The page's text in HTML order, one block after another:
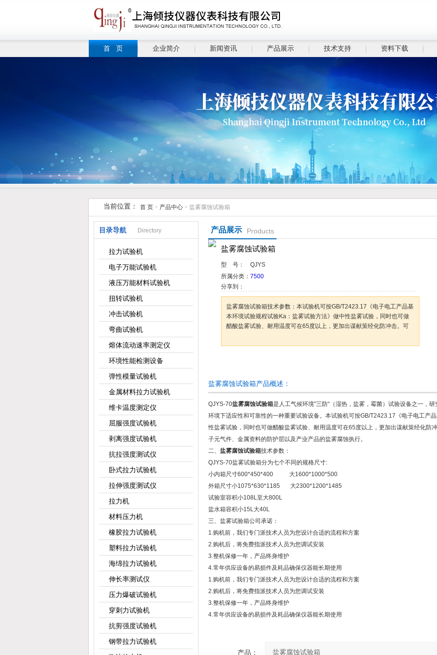
首 页 企业简介 新闻资讯 产品展示 技术支持 资料下载
当前位置： 首 页 > 产品中心 > 盐雾腐蚀试验箱
目录导航 Directory
拉力试验机
电子万能试验机
液压万能材料试验机
扭转试验机
冲击试验机
弯曲试验机
熔体流动速率测定仪
环境性能检测设备
弹性模量试验机
金属材料拉力试验机
维卡温度测定仪
屈服强度试验机
剥离强度试验机
抗拉强度测试仪
卧式拉力试验机
拉伸强度测试仪
拉力机
材料压力机
橡胶拉力试验机
塑料拉力试验机
海绵拉力试验机
伸长率测试仪
压力爆破试验机
穿刺力试验机
抗剪强度试验机
钢带拉力试验机
产品展示 Products
盐雾腐蚀试验箱
型 号：
QJYS
所属分类： 7500
分享到：
盐雾腐蚀试验箱技术参数：本试验机可按GB/T2423.17《电子电工产品基
本环境试验规程试验Ka：盐雾试验方法》做中性盐雾试验，同时也可做
醋酸盐雾试验、耐用温度可在65度以上，更加出谋献策经化防冲击。可
盐雾腐蚀试验箱产品概述：
QJYS-70盐雾腐蚀试验箱是人工气候环境"三防“（湿热，盐雾，霉菌）试验设备之一，
环境下适应性和可靠性的一种重要试验设备。本试验机可按GB/T2423.17《电子电工产
性盐雾试验，同时也可做醋酸盐雾试验、耐用温度可在65度以上，更加出谋献策经化防
子元气件、金属资料的防护层以及产业产品的盐雾腐蚀执行。
二、 盐雾腐蚀试验箱技术参数：
QJYS-70盐雾试验箱分为七个不同的规格尺寸:
小内箱尺寸600*450*400 大1600*1000*500
外箱尺寸小1075*630*1185 大2300*1200*1485
试验室容积小108L至大800L
盐水箱容积小15L大40L
三、盐雾试验箱公司承诺：
1.购机前，我们专门派技术人员为您设计合适的流程和方案
2.购机后，将免费指派技术人员为您调试安装
3.整机保修一年，产品终身维护
4.常年供应设备的易损件及耗品确保仪器能长期使用
1.购机前，我们专门派技术人员为您设计合适的流程和方案
2.购机后，将免费指派技术人员为您调试安装
3.整机保修一年，产品终身维护
4.常年供应设备的易损件及耗品确保仪器能长期使用
产品：